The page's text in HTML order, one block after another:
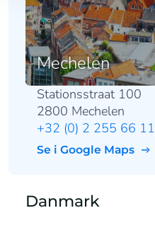
Mechelen
Stationsstraat 100
2800 Mechelen
+32 (0) 2 255 66 11
Se i Google Maps
Danmark